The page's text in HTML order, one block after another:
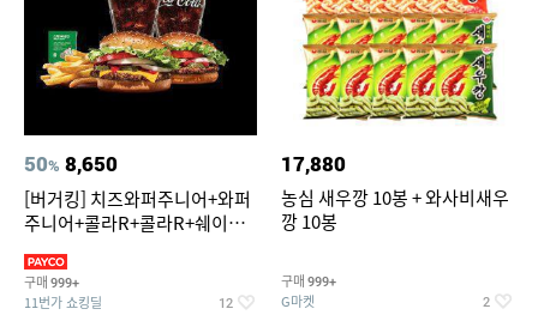
50% 8,650
[버거킹] 치즈와퍼주니어+와퍼
주니어+콜라R+콜라R+쉐이킹
구매 999+
11번가 쇼킹딜 12
17,880
농심 새우깡 10봉 + 와사비새우
깡 10봉
구매 999+
G마켓 2